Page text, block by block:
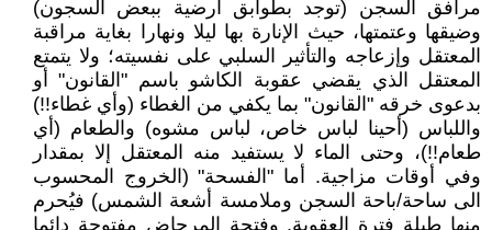
مرافق السجن (توجد بطوابق أرضية ببعض السجون)
وضيقها وعتمتها، حيث الإنارة بها ليلا ونهارا بغاية مراقبة
المعتقل وإزعاجه والتأثير السلبي على نفسيته؛ ولا يتمتع
المعتقل الذي يقضي عقوبة الكاشو باسم "القانون" أو
بدعوى خرقه "القانون" بما يكفي من الغطاء (وأي غطاء!!)
واللباس (أحينا لباس خاص، لباس مشوه) والطعام (أي
طعام!!)، وحتى الماء لا يستفيد منه المعتقل إلا بمقدار
وفي أوقات مزاجية. أما "الفسحة" (الخروج المحسوب
الى ساحة/باحة السجن وملامسة أشعة الشمس) فيُحرم
منها طيلة فترة العقوبة. وفتحة المرحاض مفتوحة دائما